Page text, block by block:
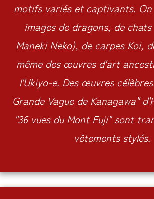
motifs variés et captivants.
images de dragons, de
Maneki Neko), de carpes Koi,
même des œuvres d'art
l'Ukiyo-e. Des œuvres
Grande Vague de Kanagawa"
"36 vues du Mont Fuji" sont
vêtements stylés.